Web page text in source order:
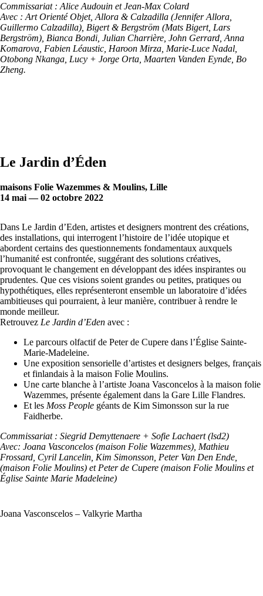
Commissariat : Alice Audouin et Jean-Max Colard
Avec : Art Orienté Objet, Allora & Calzadilla (Jennifer Allora,
Guillermo Calzadilla), Bigert & Bergström (Mats Bigert, Lars
Bergström), Bianca Bondi, Julian Charrière, John Gerrard, Anna
Komarova, Fabien Léaustic, Haroon Mirza, Marie-Luce Nadal,
Otobong Nkanga, Lucy + Jorge Orta, Maarten Vanden Eynde, Bo
Zheng.
Le Jardin d’Éden
maisons Folie Wazemmes & Moulins, Lille
14 mai — 02 octobre 2022
Dans Le Jardin d’Eden, artistes et designers montrent des créations,
des installations, qui interrogent l’histoire de l’idée utopique et
abordent certains des questionnements fondamentaux auxquels
l’humanité est confrontée, suggérant des solutions créatives,
provoquant le changement en développant des idées inspirantes ou
prudentes. Que ces visions soient grandes ou petites, pratiques ou
hypothétiques, elles représenteront ensemble un laboratoire d’idées
ambitieuses qui pourraient, à leur manière, contribuer à rendre le
monde meilleur.
Retrouvez Le Jardin d’Eden avec :
Le parcours olfactif de Peter de Cupere dans l’Église Sainte-
Marie-Madeleine.
Une exposition sensorielle d’artistes et designers belges, français
et finlandais à la maison Folie Moulins.
Une carte blanche à l’artiste Joana Vasconcelos à la maison folie
Wazemmes, présente également dans la Gare Lille Flandres.
Et les Moss People géants de Kim Simonsson sur la rue
Faidherbe.
Commissariat : Siegrid Demyttenaere + Sofie Lachaert (lsd2)
Avec: Joana Vasconcelos (maison Folie Wazemmes), Mathieu
Frossard, Cyril Lancelin, Kim Simonsson, Peter Van Den Ende,
(maison Folie Moulins) et Peter de Cupere (maison Folie Moulins et
Église Sainte Marie Madeleine)
Joana Vasconscelos – Valkyrie Martha